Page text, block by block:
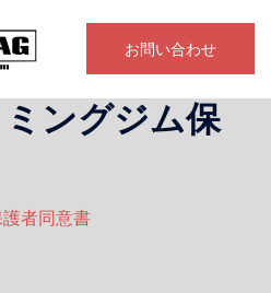
お問い合わせ
ングジム保
者同意書